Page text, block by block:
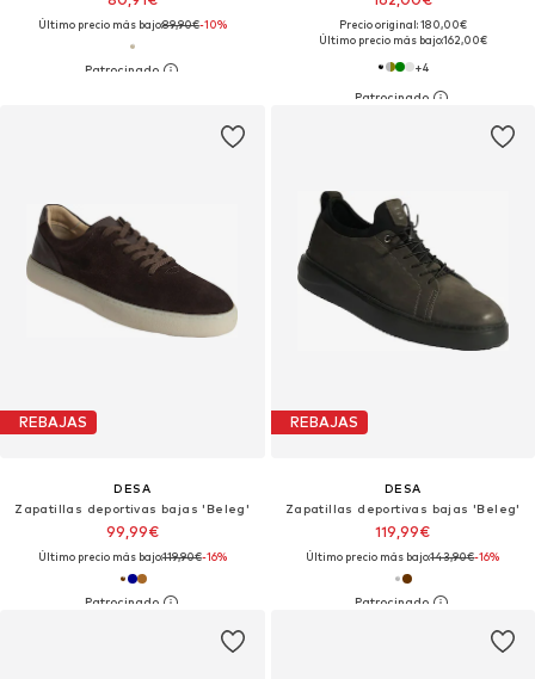
Último precio más bajo:89,90€-10%
Precio original: 180,00€
Último precio más bajo:162,00€
+4
REBAJAS
DESA
Zapatillas deportivas bajas 'Beleg'
99,99€
Último precio más bajo:119,90€-16%
REBAJAS
DESA
Zapatillas deportivas bajas 'Beleg'
119,99€
Último precio más bajo:143,90€-16%